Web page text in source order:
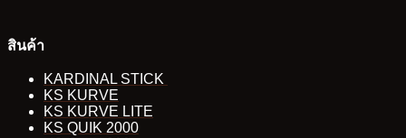
สินค้า
KARDINAL STICK
KS KURVE
KS KURVE LITE
KS QUIK 2000